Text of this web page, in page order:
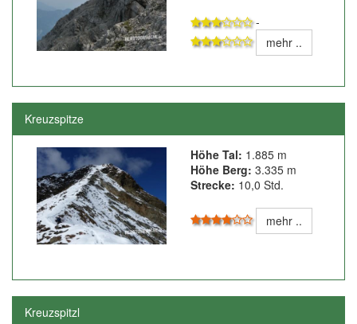
-
mehr ..
Kreuzspitze
Höhe Tal: 1.885 m
Höhe Berg: 3.335 m
Strecke: 10,0 Std.
mehr ..
Kreuzspitzl